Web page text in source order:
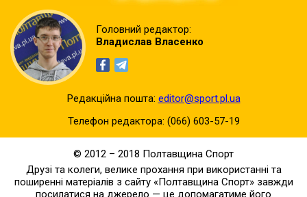
Головний редактор:
Владислав Власенко
Редакційна пошта: editor@sport.pl.ua
Телефон редактора: (066) 603-57-19
© 2012 – 2018 Полтавщина Спорт
Друзі та колеги, велике прохання при використанні та
поширенні матеріалів з сайту «Полтавщина Спорт» завжди
посилатися на джерело — це допомагатиме його